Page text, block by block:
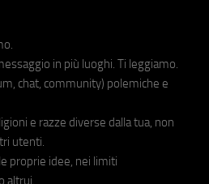
in più luoghi. Ti leggiamo.
chat, community) polemiche e
e razze diverse dalla tua, non
utenti.
proprie idee, nei limiti
altrui.